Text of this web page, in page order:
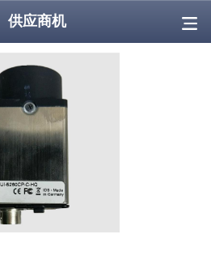
供应商机